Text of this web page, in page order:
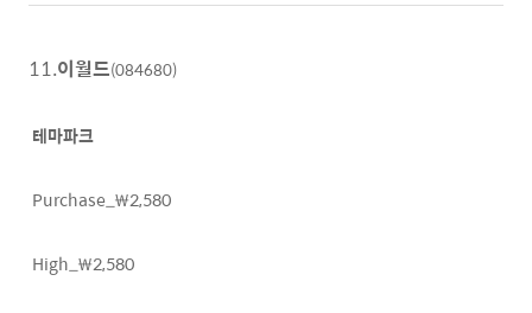
11.이월드(084680)
테마파크
Purchase_₩2,580
High_₩2,580